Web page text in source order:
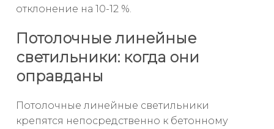
отклонение на 10-12 %.
Потолочные линейные
светильники: когда они
оправданы
Потолочные линейные светильники
крепятся непосредственно к бетонному